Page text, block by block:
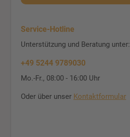
Service-Hotline
Unterstützung und Beratung unter:
+49 5244 9789030
Mo.-Fr., 08:00 - 16:00 Uhr
Oder über unser Kontaktformular